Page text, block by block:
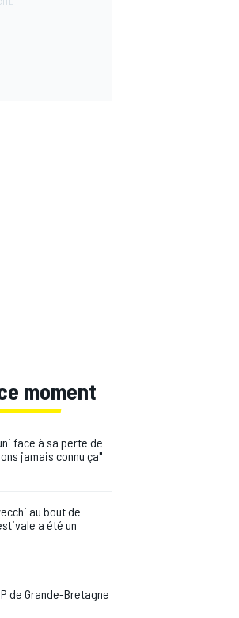
moment
face à sa perte de
jamais connu ça"
au bout de
a été un
de Grande-Bretagne